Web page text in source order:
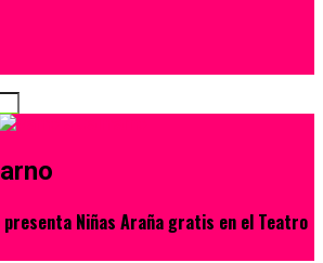
Niñas Araña gratis en el Teatro